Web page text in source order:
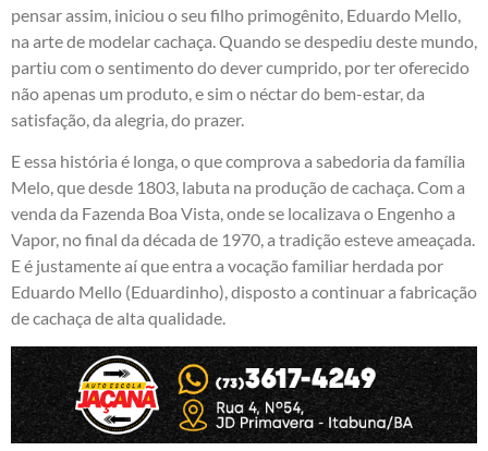
pensar assim, iniciou o seu filho primogênito, Eduardo Mello,
na arte de modelar cachaça. Quando se despediu deste mundo,
partiu com o sentimento do dever cumprido, por ter oferecido
não apenas um produto, e sim o néctar do bem-estar, da
satisfação, da alegria, do prazer.
E essa história é longa, o que comprova a sabedoria da família
Melo, que desde 1803, labuta na produção de cachaça. Com a
venda da Fazenda Boa Vista, onde se localizava o Engenho a
Vapor, no final da década de 1970, a tradição esteve ameaçada.
E é justamente aí que entra a vocação familiar herdada por
Eduardo Mello (Eduardinho), disposto a continuar a fabricação
de cachaça de alta qualidade.